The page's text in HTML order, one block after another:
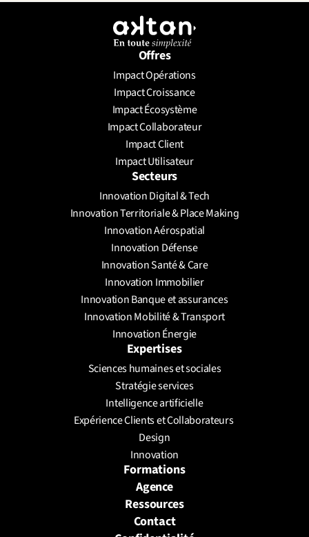
Offres
Impact Opérations
Impact Croissance
Impact Écosystème
Impact Collaborateur
Impact Client
Impact Utilisateur
Secteurs
Innovation Digital & Tech
Innovation Territoriale & Place Making
Innovation Aérospatial
Innovation Défense
Innovation Santé & Care
Innovation Immobilier
Innovation Banque et assurances
Innovation Mobilité & Transport
Innovation Énergie
Expertises
Sciences humaines et sociales
Stratégie services
Intelligence artificielle
Expérience Clients et Collaborateurs
Design
Innovation
Formations
Agence
Ressources
Contact